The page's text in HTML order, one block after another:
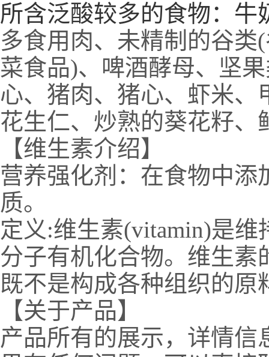
所含泛酸较多的食物：牛
多食用肉、未精制的谷
菜食品)、啤酒酵母、坚
心、猪肉、猪心、虾米
花生仁、炒熟的葵花籽
【维生素介绍】
营养强化剂：在食物中
质。
定义:维生素(vitamin)是
分子有机化合物。维生
既不是构成各种组织的
【关于产品】
产品所有的展示，详情